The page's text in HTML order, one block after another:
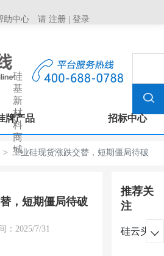
助中心 请 注册 登录
硅
基
新
材
料
商
城
牌产品 招标中心
工业硅现货涨跌交替，短期僵局待破
，短期僵局待破
：2025/7/31
推荐关
注
硅云头条
